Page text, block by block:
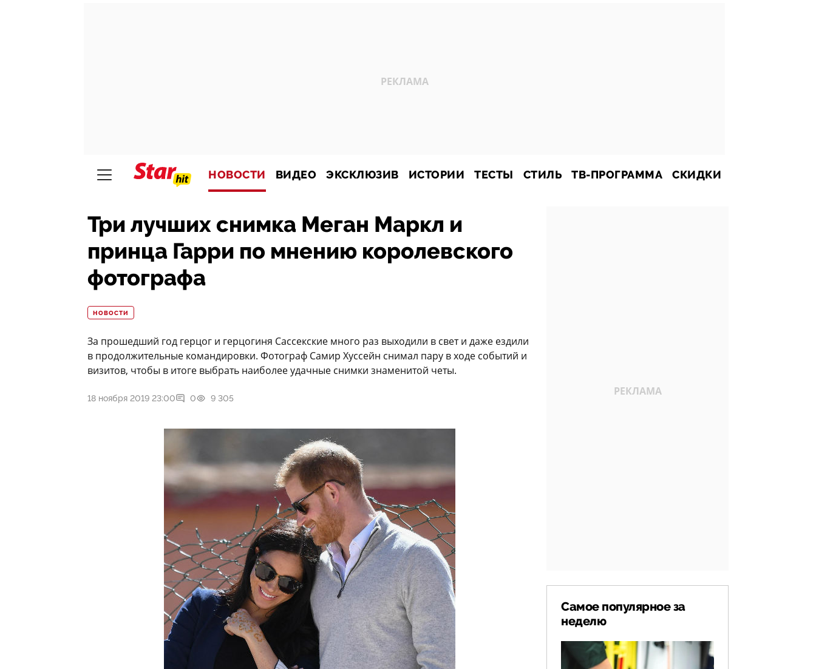
НОВОСТИ ВИДЕО ЭКСКЛЮЗИВ ИСТОРИИ ТЕСТЫ СТИЛЬ ТВ-ПРОГРАММА СКИДКИ
Три лучших снимка Меган Маркл и
принца Гарри по мнению королевского
фотографа
НОВОСТИ
За прошедший год герцог и герцогиня Сассекские много раз выходили в свет и даже ездили
в продолжительные командировки. Фотограф Самир Хуссейн снимал пару в ходе событий и
визитов, чтобы в итоге выбрать наиболее удачные снимки знаменитой четы.
18 ноября 2019 23:00 0 9 305
Самое популярное за
неделю